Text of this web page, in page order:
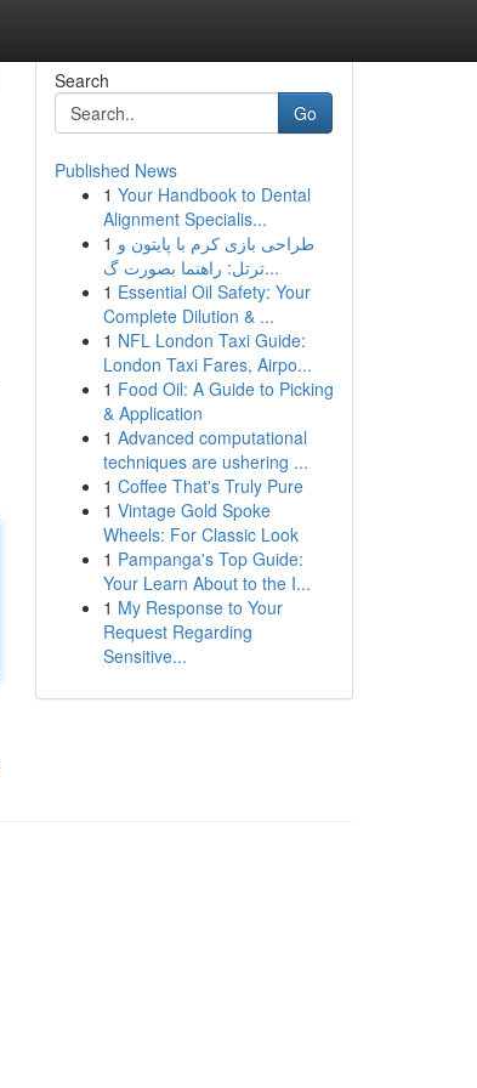
Search
Go
Published News
1 Your Handbook to Dental
Alignment Specialis...
1 طراحی بازی کرم با پایتون و
ترتل: راهنما بصورت گ...
1 Essential Oil Safety: Your
Complete Dilution & ...
1 NFL London Taxi Guide:
London Taxi Fares, Airpo...
1 Food Oil: A Guide to Picking
& Application
1 Advanced computational
techniques are ushering ...
1 Coffee That's Truly Pure
1 Vintage Gold Spoke
Wheels: For Classic Look
1 Pampanga's Top Guide:
Your Learn About to the I...
1 My Response to Your
Request Regarding
Sensitive...